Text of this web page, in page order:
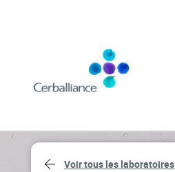
Link to main website
Return to Nav
Voir tous les laboratoires